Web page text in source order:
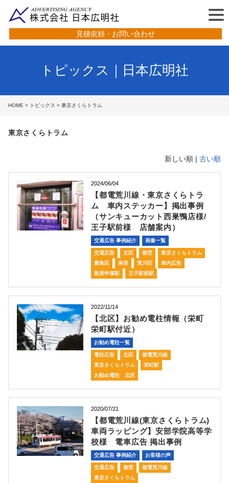
見積依頼・お問い合わせ
トピックス｜日本広明社
HOME > トピックス > 東京さくらトラム
東京さくらトラム
新しい順 | 古い順
2024/06/04
【都電荒川線・東京さくらトラ
ム 車内ステッカー】掲出事例
（サンキューカット西巣鴨店様/
王子駅前様 店舗案内）
交通広告 事例紹介 画像一覧
交通広告 北区 都営
東京さくらトラム
豊島区
美容 荒川区
車内広告
新庚申塚駅
王子駅前駅
2022/11/14
【北区】お勧め電柱情報（栄町
栄町駅付近）
お勧め電柱一覧
電柱広告 北区
都電荒川線
東京さくらトラム
栄町駅
お勧め電柱 北区
2020/07/21
【都電荒川線(東京さくらトラム)
車両ラッピング】安部学院高等学
校様 電車広告 掲出事例
交通広告 事例紹介 お客様の声
交通広告 都営
都電荒川線
東京さくらトラム